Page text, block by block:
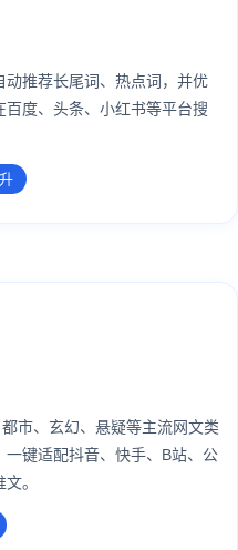
动推荐长尾词、热点词，并优
度、头条、小红书等平台搜
市、玄幻、悬疑等主流网文类
键适配抖音、快手、B站、公
。